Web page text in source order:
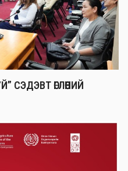
СЭДЭВТ ӨГЛӨӨНИЙ